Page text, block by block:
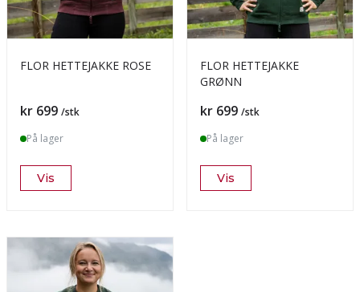
FLOR HETTEJAKKE ROSE
Pris
kr 699 /stk
På lager
Vis
FLOR HETTEJAKKE
GRØNN
Pris
kr 699 /stk
På lager
Vis